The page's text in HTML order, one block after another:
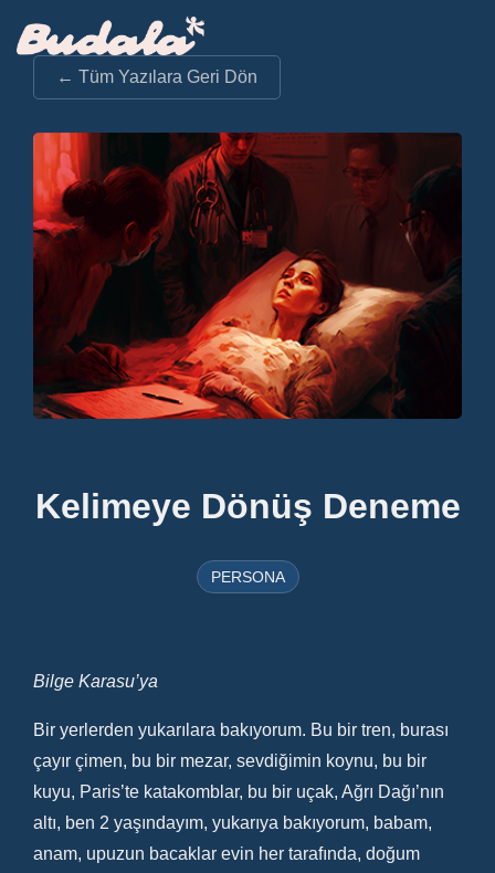
← Tüm Yazılara Geri Dön
Kelimeye Dönüş Deneme
PERSONA
Bilge Karasu’ya
Bir yerlerden yukarılara bakıyorum. Bu bir tren, burası
çayır çimen, bu bir mezar, sevdiğimin koynu, bu bir
kuyu, Paris’te katakomblar, bu bir uçak, Ağrı Dağı’nın
altı, ben 2 yaşındayım, yukarıya bakıyorum, babam,
anam, upuzun bacaklar evin her tarafında, doğum